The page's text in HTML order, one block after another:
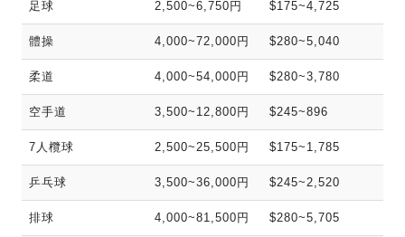
足球 2,500~6,750円 $175~4,725
體操 4,000~72,000円 $280~5,040
柔道 4,000~54,000円 $280~3,780
空手道 3,500~12,800円 $245~896
7人欖球 2,500~25,500円 $175~1,785
乒乓球 3,500~36,000円 $245~2,520
排球 4,000~81,500円 $280~5,705